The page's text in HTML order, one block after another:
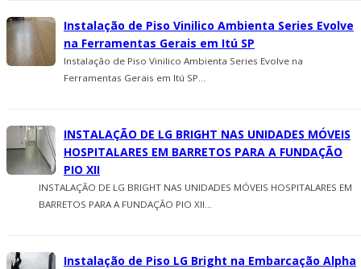
Instalação de Piso Vinilico Ambienta Series Evolve
na Ferramentas Gerais em Itú SP
Instalação de Piso Vinilico Ambienta Series Evolve na
Ferramentas Gerais em Itú SP...
INSTALAÇÃO DE LG BRIGHT NAS UNIDADES MÓVEIS
HOSPITALARES EM BARRETOS PARA A FUNDAÇÃO
PIO XII
INSTALAÇÃO DE LG BRIGHT NAS UNIDADES MÓVEIS HOSPITALARES EM
BARRETOS PARA A FUNDAÇÃO PIO XII...
Instalação de Piso LG Bright na Embarcação Alpha